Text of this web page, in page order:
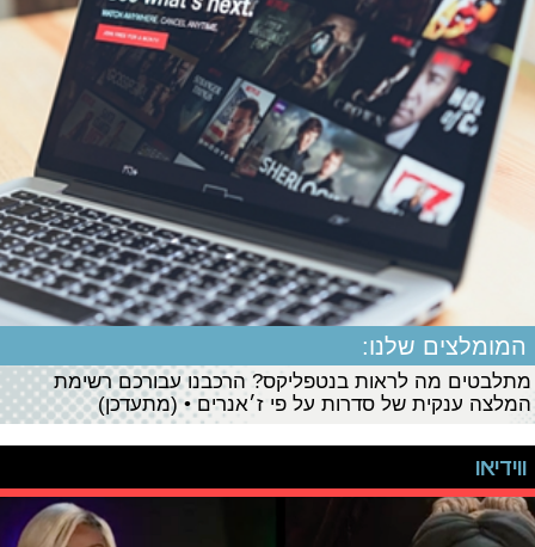
המומלצים שלנו:
מתלבטים מה לראות בנטפליקס? הרכבנו עבורכם רשימת
המלצה ענקית של סדרות על פי ז׳אנרים • (מתעדכן)
ווידיאו